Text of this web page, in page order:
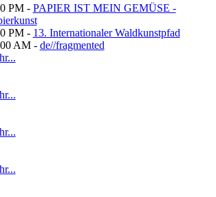
PM - PAPIER IST MEIN GEMÜSE -
PM - 13. Internationaler Waldkunstpfad
AM - de//fragmented